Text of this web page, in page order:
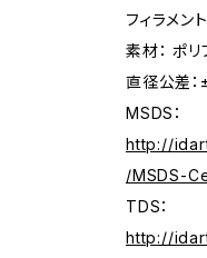
フィラメン
素材： ポ
直径公差
MSDS：
http://
/MSDS-
TDS：
http://